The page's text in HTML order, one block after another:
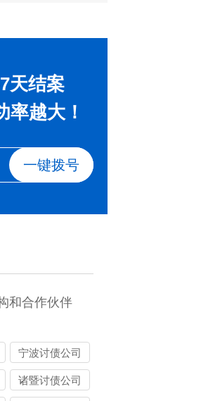
天结案
越大！
一键拨号
和合作伙伴
宁波讨债公司
诸暨讨债公司